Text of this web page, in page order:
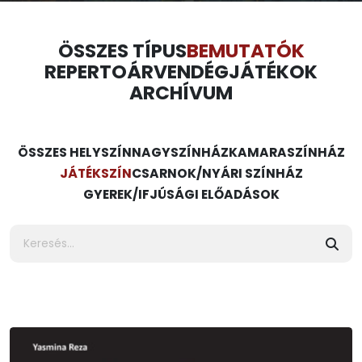
ÖSSZES TÍPUSBEMUTATÓK
REPERTOÁRVENDÉGJÁTÉKOK
ARCHÍVUM
ÖSSZES HELYSZÍNNAGYSZÍNHÁZKAMARASZÍNHÁZ
JÁTÉKSZÍNCSARNOK/NYÁRI SZÍNHÁZ
GYEREK/IFJÚSÁGI ELŐADÁSOK